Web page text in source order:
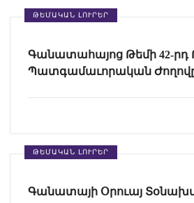
ԹԵՄԱԿԱՆ ԼՈՒՐԵՐ
Գանատահայոց Թեմի 42-
Պատգամաւորական
ԹԵՄԱԿԱՆ ԼՈՒՐԵՐ
Գանատայի Օրուայ